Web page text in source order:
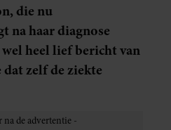
die nu
na haar diagnose
heel lief bericht van
zelf de ziekte